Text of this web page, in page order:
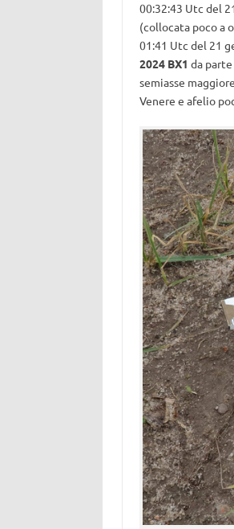
00:32:43 Utc del
(collocata poco a
01:41 Utc del 21
2024 BX1 da
semiasse
Venere e afelio